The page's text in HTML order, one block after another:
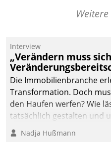
profitieren: Die nahtlose
Datatrain ermöglicht
automatisiert ausgelöste,
zielgerichtete
Mieterbefragungen – eine
starke Grundlage für
intelligente,
Entscheidungen.
Interview
„Verändern muss
Die Immobilienbranche
Transformation. Doch
den Haufen werfen? Wie
tatsächlich gestalten und
Argumente zählen wirklich?
Nadja Hußmann